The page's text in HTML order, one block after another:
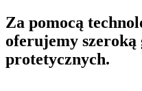
Za pomocą
oferujemy szeroką
protetycznych.